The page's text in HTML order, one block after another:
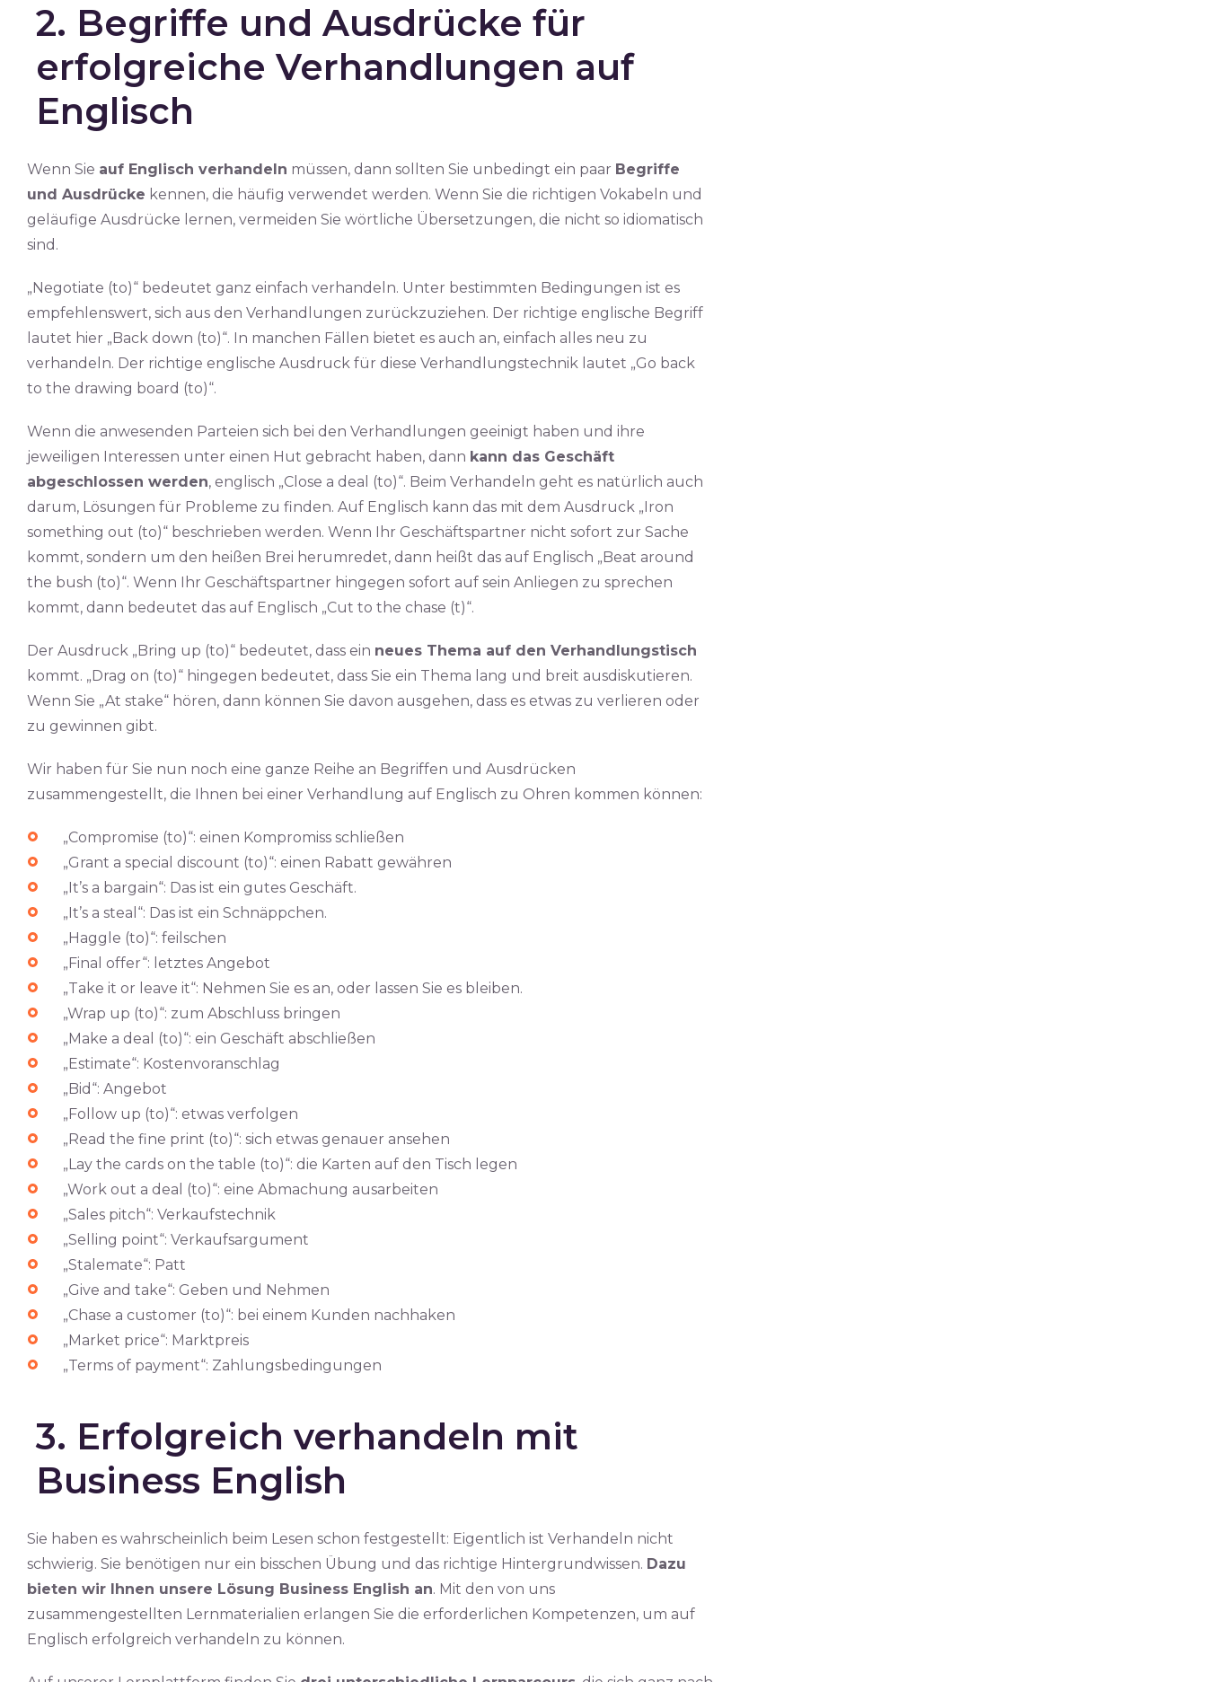
2. Begriffe und Ausdrücke für
erfolgreiche Verhandlungen auf
Englisch
Wenn Sie auf Englisch verhandeln müssen, dann sollten Sie unbedingt ein paar Begriffe
und Ausdrücke kennen, die häufig verwendet werden. Wenn Sie die richtigen Vokabeln und
geläufige Ausdrücke lernen, vermeiden Sie wörtliche Übersetzungen, die nicht so idiomatisch
sind.
„Negotiate (to)“ bedeutet ganz einfach verhandeln. Unter bestimmten Bedingungen ist es
empfehlenswert, sich aus den Verhandlungen zurückzuziehen. Der richtige englische Begriff
lautet hier „Back down (to)“. In manchen Fällen bietet es auch an, einfach alles neu zu
verhandeln. Der richtige englische Ausdruck für diese Verhandlungstechnik lautet „Go back
to the drawing board (to)“.
Wenn die anwesenden Parteien sich bei den Verhandlungen geeinigt haben und ihre
jeweiligen Interessen unter einen Hut gebracht haben, dann kann das Geschäft
abgeschlossen werden, englisch „Close a deal (to)“. Beim Verhandeln geht es natürlich auch
darum, Lösungen für Probleme zu finden. Auf Englisch kann das mit dem Ausdruck „Iron
something out (to)“ beschrieben werden. Wenn Ihr Geschäftspartner nicht sofort zur Sache
kommt, sondern um den heißen Brei herumredet, dann heißt das auf Englisch „Beat around
the bush (to)“. Wenn Ihr Geschäftspartner hingegen sofort auf sein Anliegen zu sprechen
kommt, dann bedeutet das auf Englisch „Cut to the chase (t)“.
Der Ausdruck „Bring up (to)“ bedeutet, dass ein neues Thema auf den Verhandlungstisch
kommt. „Drag on (to)“ hingegen bedeutet, dass Sie ein Thema lang und breit ausdiskutieren.
Wenn Sie „At stake“ hören, dann können Sie davon ausgehen, dass es etwas zu verlieren oder
zu gewinnen gibt.
Wir haben für Sie nun noch eine ganze Reihe an Begriffen und Ausdrücken
zusammengestellt, die Ihnen bei einer Verhandlung auf Englisch zu Ohren kommen können:
„Compromise (to)“: einen Kompromiss schließen
„Grant a special discount (to)“: einen Rabatt gewähren
„It’s a bargain“: Das ist ein gutes Geschäft.
„It’s a steal“: Das ist ein Schnäppchen.
„Haggle (to)“: feilschen
„Final offer“: letztes Angebot
„Take it or leave it“: Nehmen Sie es an, oder lassen Sie es bleiben.
„Wrap up (to)“: zum Abschluss bringen
„Make a deal (to)“: ein Geschäft abschließen
„Estimate“: Kostenvoranschlag
„Bid“: Angebot
„Follow up (to)“: etwas verfolgen
„Read the fine print (to)“: sich etwas genauer ansehen
„Lay the cards on the table (to)“: die Karten auf den Tisch legen
„Work out a deal (to)“: eine Abmachung ausarbeiten
„Sales pitch“: Verkaufstechnik
„Selling point“: Verkaufsargument
„Stalemate“: Patt
„Give and take“: Geben und Nehmen
„Chase a customer (to)“: bei einem Kunden nachhaken
„Market price“: Marktpreis
„Terms of payment“: Zahlungsbedingungen
3. Erfolgreich verhandeln mit
Business English
Sie haben es wahrscheinlich beim Lesen schon festgestellt: Eigentlich ist Verhandeln nicht
schwierig. Sie benötigen nur ein bisschen Übung und das richtige Hintergrundwissen. Dazu
bieten wir Ihnen unsere Lösung Business English an. Mit den von uns
zusammengestellten Lernmaterialien erlangen Sie die erforderlichen Kompetenzen, um auf
Englisch erfolgreich verhandeln zu können.